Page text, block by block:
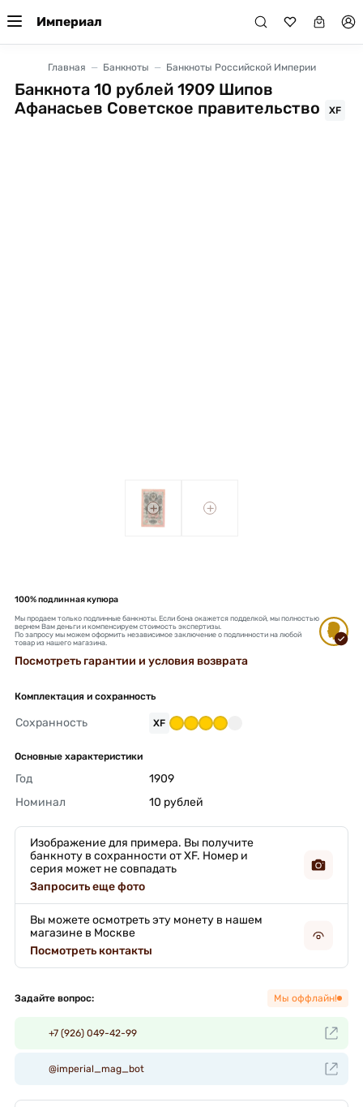
Империал
Главная Банкноты Банкноты Российской Империи
Банкнота 10 рублей 1909 Шипов
Афанасьев Советское правительство
XF
+ +
100% подлинная купюра
Мы продаем только подлинные банкноты. Если бона окажется подделкой, мы полностью
вернем Вам деньги и компенсируем стоимость экспертизы.
По запросу мы можем оформить независимое заключение о подлинности на любой
товар из нашего магазина.
Посмотреть гарантии и условия возврата
Комплектация и сохранность
Сохранность XF
Основные характеристики
Год
1909
Номинал
10 рублей
Изображение для примера. Вы получите
банкноту в сохранности от XF. Номер и
серия может не совпадать
Запросить еще фото
Вы можете осмотреть эту монету в нашем
магазине в Москве
Посмотреть контакты
Задайте вопрос: Мы оффлайн!
+7 (926) 049-42-99
@imperial_mag_bot